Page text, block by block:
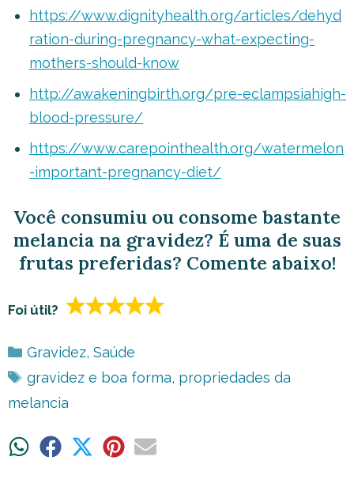
https://www.dignityhealth.org/articles/dehyd
ration-during-pregnancy-what-expecting-
mothers-should-know
http://awakeningbirth.org/pre-eclampsiahigh-
blood-pressure/
https://www.carepointhealth.org/watermelon
-important-pregnancy-diet/
Você consumiu ou consome bastante
melancia na gravidez? É uma de suas
frutas preferidas? Comente abaixo!
Foi útil?
Categorias
Gravidez, Saúde
Tags
gravidez e boa forma, propriedades da
melancia
ShareShare ShareShareShare